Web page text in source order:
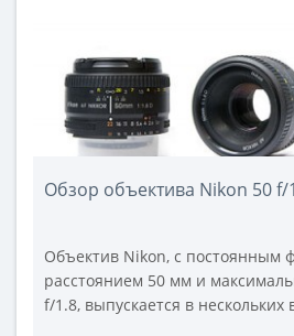
Обзор объектива Nikon 50 f/
Объектив Nikon, c постоянным
расстоянием 50 мм и
f/1.8, выпускается в